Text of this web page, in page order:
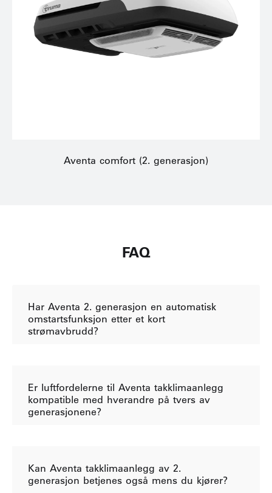
Aventa comfort (2. generasjon)
FAQ
Har Aventa 2. generasjon en automatisk
omstartsfunksjon etter et kort
strømavbrudd?
Er luftfordelerne til Aventa takklimaanlegg
kompatible med hverandre på tvers av
generasjonene?
Kan Aventa takklimaanlegg av 2.
generasjon betjenes også mens du kjører?